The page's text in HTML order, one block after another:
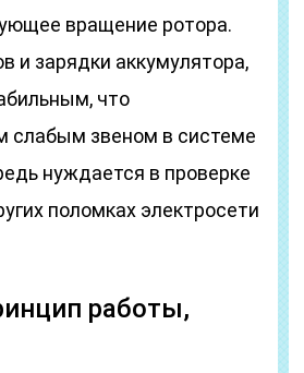
вращение ротора.
и зарядки аккумулятора,
что
слабым звеном в системе
нуждается в проверке
поломках электросети
работы,